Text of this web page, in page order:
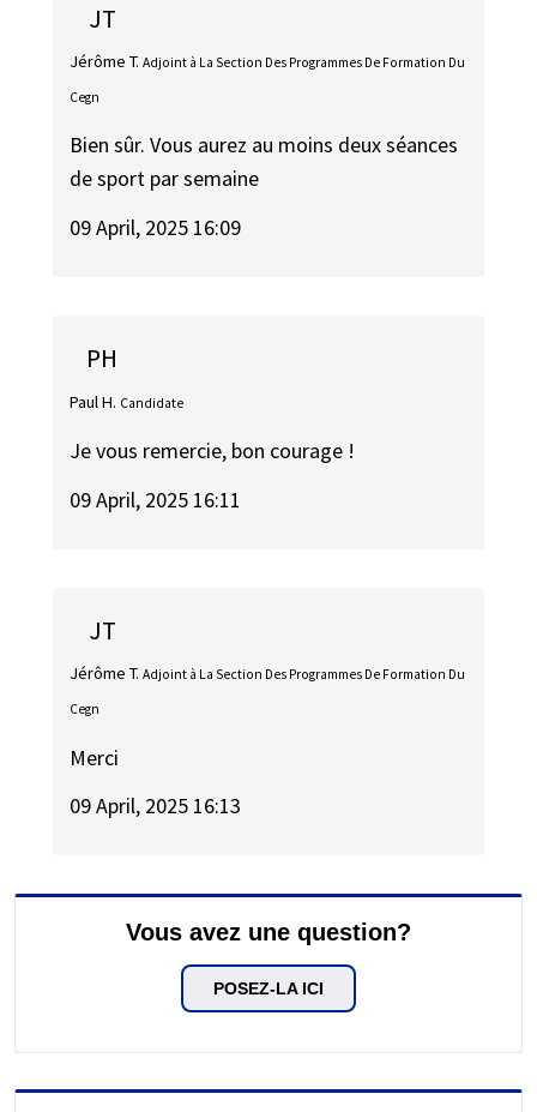
JT
Jérôme T. Adjoint à La Section Des Programmes De Formation Du
Cegn
Bien sûr. Vous aurez au moins deux séances
de sport par semaine
09 April, 2025 16:09
PH
Paul H. Candidate
Je vous remercie, bon courage !
09 April, 2025 16:11
JT
Jérôme T. Adjoint à La Section Des Programmes De Formation Du
Cegn
Merci
09 April, 2025 16:13
Vous avez une question?
POSEZ-LA ICI